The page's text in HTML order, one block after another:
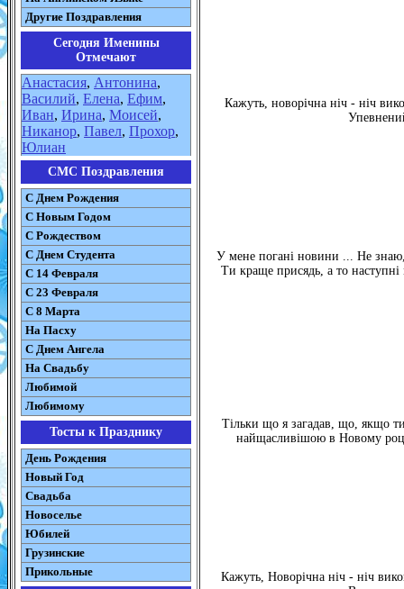
Другие Поздравления
Сегодня Именины
Отмечают
Анастасия, Антонина,
Василий, Елена, Ефим,
Иван, Ирина, Моисей,
Никанор, Павел, Прохор,
Юлиан
СМС Поздравления
С Днем Рождения
С Новым Годом
С Рождеством
C Днем Студента
С 14 Февраля
С 23 Февраля
С 8 Марта
На Пасху
C Днем Ангела
На Свадьбу
Любимой
Любимому
Тосты к Празднику
День Рождения
Новый Год
Свадьба
Новоселье
Юбилей
Грузинские
Прикольные
Кажуть, новорічна ніч - ніч
У мене погані новини ... Не знаю,
Ти краще присядь, а то
Тільки що я загадав, що, якщо
найщасливішою в Новому
Кажуть, Новорічна ніч - ніч